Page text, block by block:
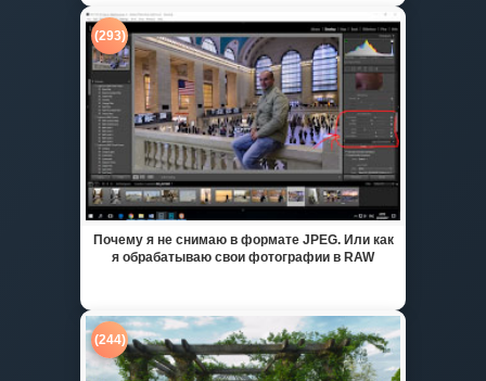
(293)
Почему я не снимаю в формате JPEG. Или как
я обрабатываю свои фотографии в RAW
(244)